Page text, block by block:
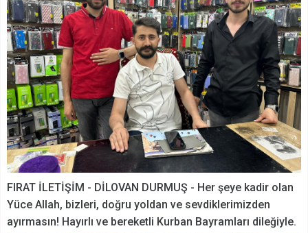
FIRAT İLETİŞİM - DİLOVAN DURMUŞ - Her şeye kadir olan
Yüce Allah, bizleri, doğru yoldan ve sevdiklerimizden
ayırmasın! Hayırlı ve bereketli Kurban Bayramları dileğiyle.